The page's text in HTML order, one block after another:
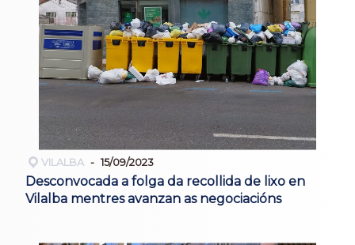
VILALBA 15/09/2023
Desconvocada a folga da recollida de lixo en
Vilalba mentres avanzan as negociacións